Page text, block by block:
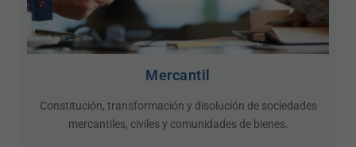
Mercantil
Constitución, transformación y disolución de sociedades
mercantiles, civiles y comunidades de bienes.
Necessàries
cookies no
opcionals.